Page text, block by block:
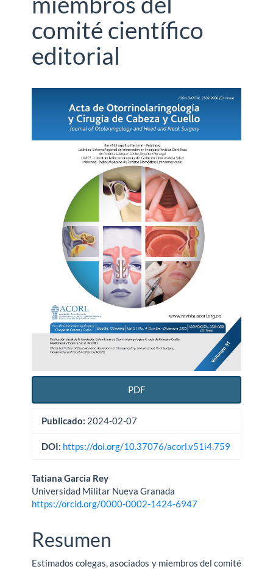
comité científico
editorial
Barra
lateral
del
artículo
PDF
Publicado: 2024-02-07
DOI: https://doi.org/10.37076/acorl.v51i4.759
Contenido
principal
artículo
Tatiana Garcia Rey
Universidad Militar Nueva Granada
https://orcid.org/0000-0002-1424-6947
Resumen
Estimados colegas, asociados y miembros del comité